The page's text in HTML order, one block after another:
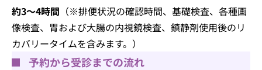
約3～4時間 （※排便状況の確認時間、基礎検査、各種画
像検査、胃および大腸の内視鏡検査、鎮静剤使用後のリ
カバリータイムを含みます。）
予約から受診までの流れ